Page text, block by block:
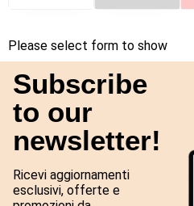
Please select form to show
Subscribe
to our
newsletter!
Ricevi aggiornamenti
esclusivi, offerte e